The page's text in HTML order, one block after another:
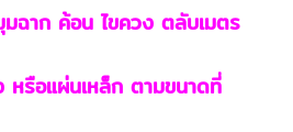
ฉาก ค้อน ไขควง ตลับเมตร
หรือแผ่นเหล็ก ตามขนาดที่